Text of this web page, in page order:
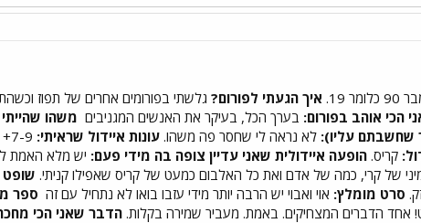
איך הגעתי לפורום? גלשתי בפורומים אחרים של תפוז
הכי אוהב בפורום: בערך הכל, בעיקר את האנשים המגניבים משהו
שחשבתם עליו): לא נראה לי שחסר פה משהו. עונות איידול שראיתי:
קריס. הופעה איידולית שאני עדיין צופה בה מידי פעם: יש מלא האמת
של קרי, כמה של אדם ואת כל האלבום כמעט של קריס שאפילו קניתי. שופט
סרט מומלץ: אוי ואבוי יש הרבה יותר מידי עזבו בואו לא נתחיל עם זה ספר
אחד הדברים המצחיקים. באמת. מעביר שמירה בקלות. הדבר שאני הכי